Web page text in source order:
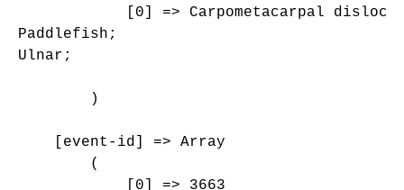
[0] => Carpometacarpal
Paddlefish;
Ulnar;
        )
    [event-id] => Array
        (
            [0] => 3663